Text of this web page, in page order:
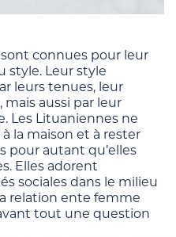
connues pour leur
style. Leur style
leurs tenues, leur
aussi par leur
Les Lituaniennes ne
la maison et à rester
pour autant qu’elles
Elles adorent
sociales dans le milieu
relation ente femme
tout une question